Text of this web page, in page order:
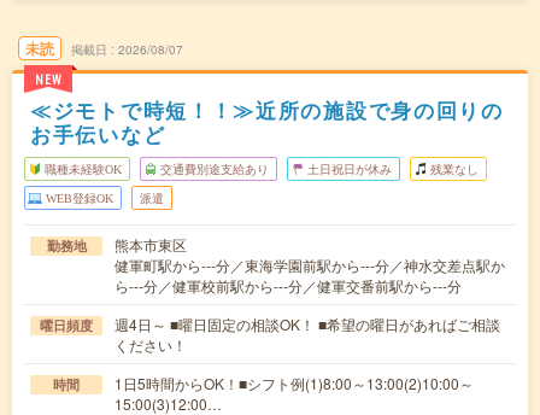
未読
NEW
掲載日 2026/08/07
≪ジモトで時短！！≫近所の施設で身の回りの
お手伝いなど
職種未経験OK 交通費別途支給あり 土日祝日が休み 残業なし
WEB登録OK 派遣
勤務地
熊本市東区
健軍町駅から---分／東海学園前駅から---分／神水交差点駅か
ら---分／健軍校前駅から---分／健軍交番前駅から---分
曜日頻度
週4日～ ■曜日固定の相談OK！ ■希望の曜日があればご相談
ください！
時間
1日5時間からOK！■シフト例(1)8:00～13:00(2)10:00～
15:00(3)12:00…